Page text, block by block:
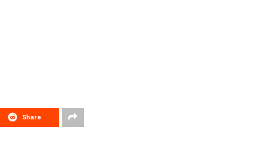
Share